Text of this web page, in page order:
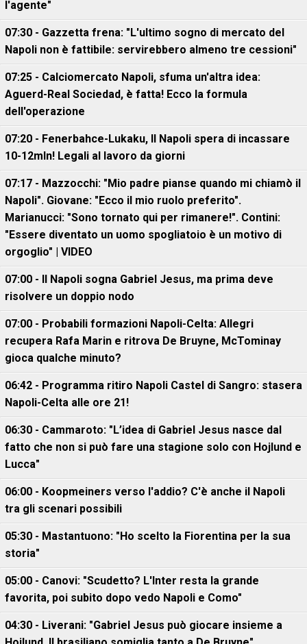
l'agente"
07:30 - Gazzetta frena: "L'ultimo sogno di mercato del
Napoli non è fattibile: servirebbero almeno tre cessioni"
07:25 - Calciomercato Napoli, sfuma un'altra idea:
Aguerd-Real Sociedad, è fatta! Ecco la formula
dell'operazione
07:20 - Fenerbahce-Lukaku, ll Napoli spera di incassare
10-12mln! Legali al lavoro da giorni
07:17 - Mazzocchi: "Mio padre pianse quando mi chiamò il
Napoli". Giovane: "Ecco il mio ruolo preferito".
Marianucci: "Sono tornato qui per rimanere!". Contini:
"Essere diventato un uomo spogliatoio è un motivo di
orgoglio" | VIDEO
07:00 - Il Napoli sogna Gabriel Jesus, ma prima deve
risolvere un doppio nodo
07:00 - Probabili formazioni Napoli-Celta: Allegri
recupera Rafa Marin e ritrova De Bruyne, McTominay
gioca qualche minuto?
06:42 - Programma ritiro Napoli Castel di Sangro: stasera
Napoli-Celta alle ore 21!
06:30 - Cammaroto: "L’idea di Gabriel Jesus nasce dal
fatto che non si può fare una stagione solo con Hojlund e
Lucca"
06:00 - Koopmeiners verso l'addio? C'è anche il Napoli
tra gli scenari possibili
05:30 - Mastantuono: "Ho scelto la Fiorentina per la sua
storia"
05:00 - Canovi: "Scudetto? L'Inter resta la grande
favorita, poi subito dopo vedo Napoli e Como"
04:30 - Liverani: "Gabriel Jesus può giocare insieme a